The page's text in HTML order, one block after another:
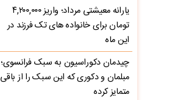
یارانه معیشتی مرداد؛ واریز ۴,۲۰۰,۰۰۰
تومان برای خانواده های تک فرزند در
این ماه
چیدمان دکوراسیون به سبک فرانسوی؛
مبلمان و دکوری که این سبک را از باقی
متمایز کرده